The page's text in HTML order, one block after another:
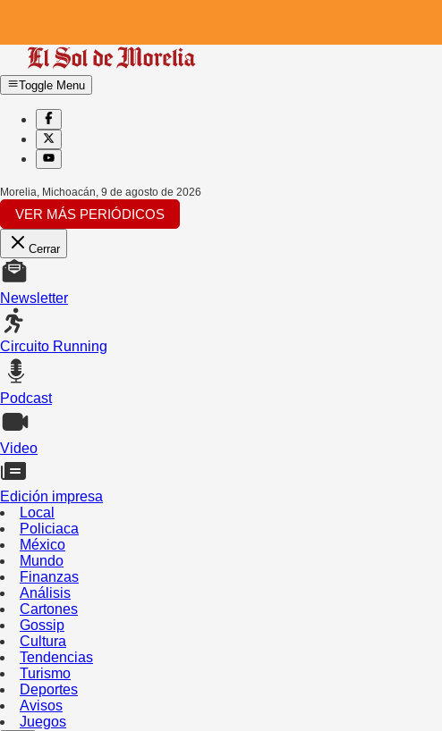
Toggle Menu
Morelia, Michoacán, 9 de agosto de 2026
VER MÁS PERIÓDICOS
Cerrar
Newsletter
Circuito Running
Podcast
Video
Edición impresa
Local
Policiaca
México
Mundo
Finanzas
Análisis
Cartones
Gossip
Cultura
Tendencias
Turismo
Deportes
Avisos
Juegos